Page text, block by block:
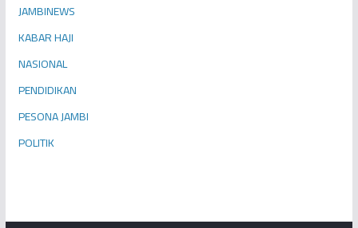
JAMBINEWS
KABAR HAJI
NASIONAL
PENDIDIKAN
PESONA JAMBI
POLITIK